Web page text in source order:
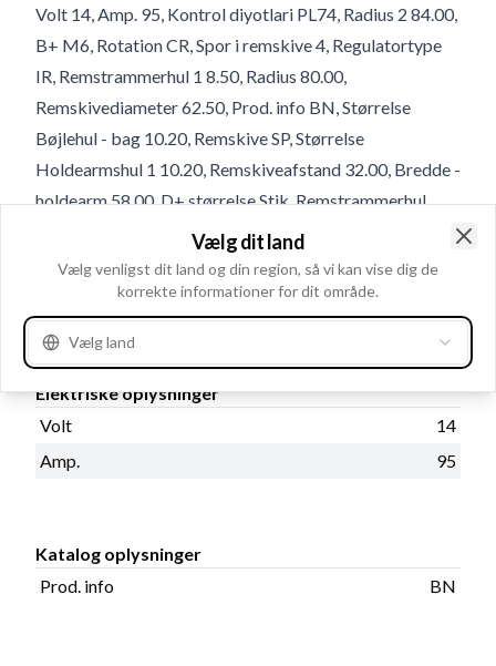
Volt 14, Amp. 95, Kontrol diyotlari PL74, Radius 2 84.00,
B+ M6, Rotation CR, Spor i remskive 4, Regulatortype
IR, Remstrammerhul 1 8.50, Radius 80.00,
Remskivediameter 62.50, Prod. info BN, Størrelse
Bøjlehul - bag 10.20, Remskive SP, Størrelse
Holdearmshul 1 10.20, Remskiveafstand 32.00, Bredde -
holdearm 58.00, D+ størrelse Stik, Remstrammerhul
plac. 50, Totallængde 157.00, Relæ/kulholder plac. 50,
B+ Placering 60
Produktinformation
Elektriske oplysninger
Volt
14
Amp.
95
Katalog oplysninger
Prod. info
BN
Vælg dit land
Vælg venligst dit land og din region, så vi kan vise dig de
korrekte informationer for dit område.
Vælg land